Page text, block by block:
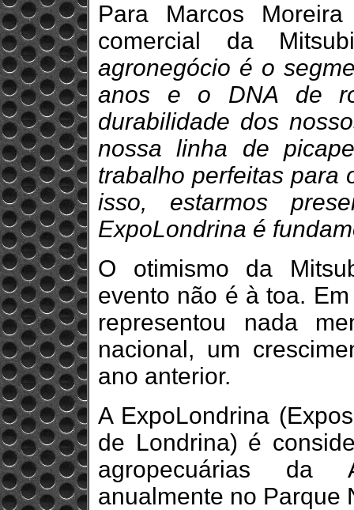
Para Marcos
comercial da
agronegócio é o
anos e o DNA de
durabilidade dos
nossa linha de
trabalho perfeitas para
isso, estarmos
ExpoLondrina é
O otimismo da
evento não é à toa.
representou nada
nacional, um
ano anterior.
A ExpoLondrina
de Londrina) é
agropecuárias da
anualmente no Parque